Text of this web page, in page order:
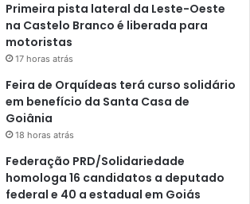
Primeira pista lateral da Leste-Oeste
na Castelo Branco é liberada para
motoristas
17 horas atrás
Feira de Orquídeas terá curso solidário
em benefício da Santa Casa de
Goiânia
18 horas atrás
Federação PRD/Solidariedade
homologa 16 candidatos a deputado
federal e 40 a estadual em Goiás